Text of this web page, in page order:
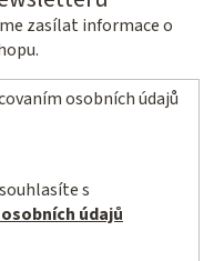
zasílat informace o
osobních údajů
údajů